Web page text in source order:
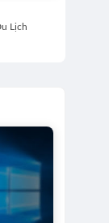
Lịch